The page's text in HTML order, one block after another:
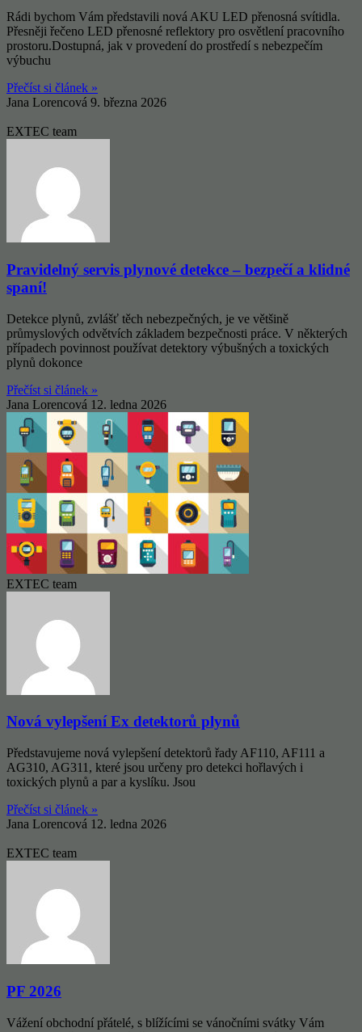
Rádi bychom Vám představili nová AKU LED přenosná svítidla.
Přesněji řečeno LED přenosné reflektory pro osvětlení pracovního
prostoru.Dostupná, jak v provedení do prostředí s nebezpečím
výbuchu
Přečíst si článek »
Jana Lorencová 9. března 2026
EXTEC team
Pravidelný servis plynové detekce – bezpečí a klidné
spaní!
Detekce plynů, zvlášť těch nebezpečných, je ve většině
průmyslových odvětvích základem bezpečnosti práce. V některých
případech povinnost používat detektory výbušných a toxických
plynů dokonce
Přečíst si článek »
Jana Lorencová 12. ledna 2026
EXTEC team
Nová vylepšení Ex detektorů plynů
Představujeme nová vylepšení detektorů řady AF110, AF111 a
AG310, AG311, které jsou určeny pro detekci hořlavých i
toxických plynů a par a kyslíku. Jsou
Přečíst si článek »
Jana Lorencová 12. ledna 2026
EXTEC team
PF 2026
Vážení obchodní přátelé, s blížícími se vánočními svátky Vám